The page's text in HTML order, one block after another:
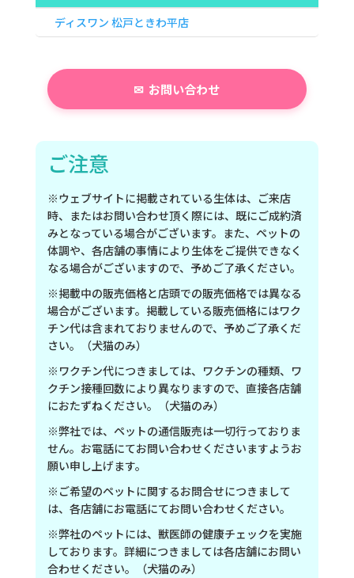
ディスワン 松戸ときわ平店
お問い合わせ
ご注意
※ウェブサイトに掲載されている生体は、ご来店
時、またはお問い合わせ頂く際には、既にご成約済
みとなっている場合がございます。また、ペットの
体調や、各店舗の事情により生体をご提供できなく
なる場合がございますので、予めご了承ください。
※掲載中の販売価格と店頭での販売価格では異なる
場合がございます。掲載している販売価格にはワク
チン代は含まれておりませんので、予めご了承くだ
さい。（犬猫のみ）
※ワクチン代につきましては、ワクチンの種類、ワ
クチン接種回数により異なりますので、直接各店舗
におたずねください。（犬猫のみ）
※弊社では、ペットの通信販売は一切行っておりま
せん。お電話にてお問い合わせくださいますようお
願い申し上げます。
※ご希望のペットに関するお問合せにつきまして
は、各店舗にお電話にてお問い合わせください。
※弊社のペットには、獣医師の健康チェックを実施
しております。詳細につきましては各店舗にお問い
合わせください。（犬猫のみ）